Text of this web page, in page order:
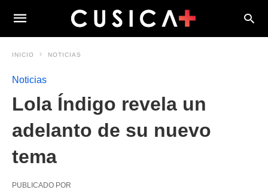
INICIO NOTICIAS
Noticias
Lola Índigo revela un
adelanto de su nuevo
tema
PUBLICADO POR